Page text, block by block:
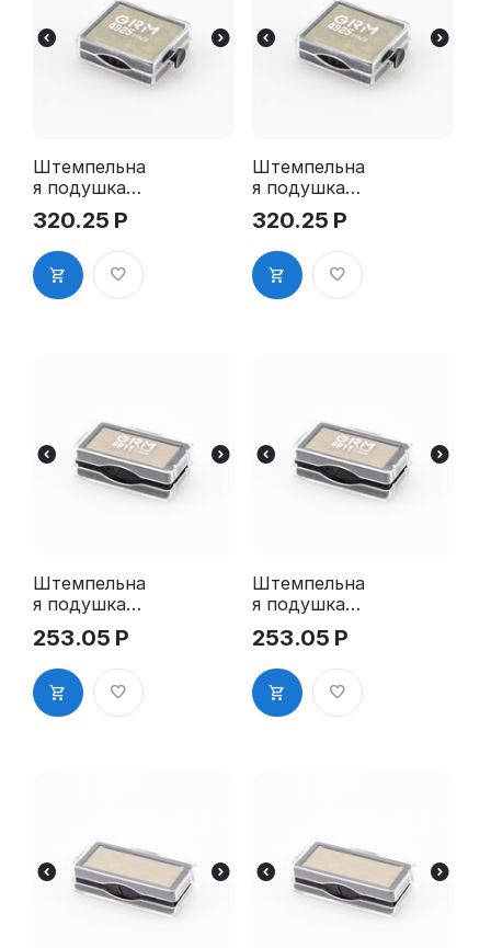
Штемпельна
я подушка
для GRM
4925 2Pads
320.25 Р
Штемпельна
я подушка
для GRM
4925 2Pads,
синяя
320.25 Р
Штемпельна
я подушка
для GRM
4911 2Pads
253.05 Р
Штемпельна
я подушка
для GRM
4911 2Pads,
синяя
253.05 Р